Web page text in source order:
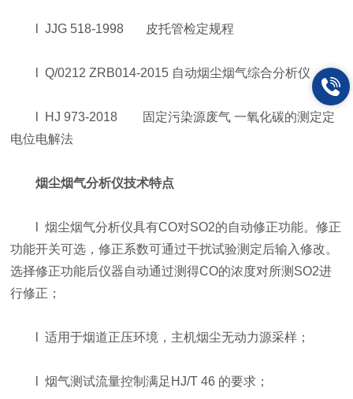
l JJG 518-1998 皮托管检定规程
l Q/0212 ZRB014-2015 自动烟尘烟气综合分析仪
l HJ 973-2018 固定污染源废气 一氧化碳的测定定
电位电解法
烟尘烟气分析仪技术特点
l 烟尘烟气分析仪具有CO对SO2的自动修正功能。修正
功能开关可选，修正系数可通过干扰试验测定后输入修改。
选择修正功能后仪器自动通过测得CO的浓度对所测SO2进
行修正；
l 适用于烟道正压环境，主机烟尘无动力源采样；
l 烟气测试流量控制满足HJ/T 46 的要求；